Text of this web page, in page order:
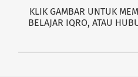
KLIK GAMBAR UNTUK
BELAJAR IQRO, ATAU